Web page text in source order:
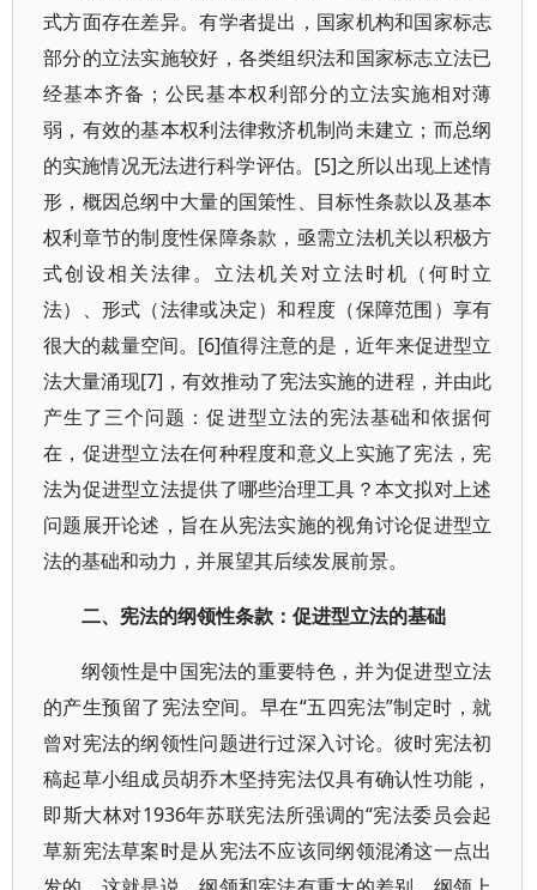
式方面存在差异。有学者提出，国家机构和国家标志
部分的立法实施较好，各类组织法和国家标志立法已
经基本齐备；公民基本权利部分的立法实施相对薄
弱，有效的基本权利法律救济机制尚未建立；而总纲
的实施情况无法进行科学评估。[5]之所以出现上述情
形，概因总纲中大量的国策性、目标性条款以及基本
权利章节的制度性保障条款，亟需立法机关以积极方
式创设相关法律。立法机关对立法时机（何时立
法）、形式（法律或决定）和程度（保障范围）享有
很大的裁量空间。[6]值得注意的是，近年来促进型立
法大量涌现[7]，有效推动了宪法实施的进程，并由此
产生了三个问题：促进型立法的宪法基础和依据何
在，促进型立法在何种程度和意义上实施了宪法，宪
法为促进型立法提供了哪些治理工具？本文拟对上述
问题展开论述，旨在从宪法实施的视角讨论促进型立
法的基础和动力，并展望其后续发展前景。
二、宪法的纲领性条款：促进型立法的基础
纲领性是中国宪法的重要特色，并为促进型立法
的产生预留了宪法空间。早在“五四宪法”制定时，就
曾对宪法的纲领性问题进行过深入讨论。彼时宪法初
稿起草小组成员胡乔木坚持宪法仅具有确认性功能，
即斯大林对1936年苏联宪法所强调的“宪法委员会起
草新宪法草案时是从宪法不应该同纲领混淆这一点出